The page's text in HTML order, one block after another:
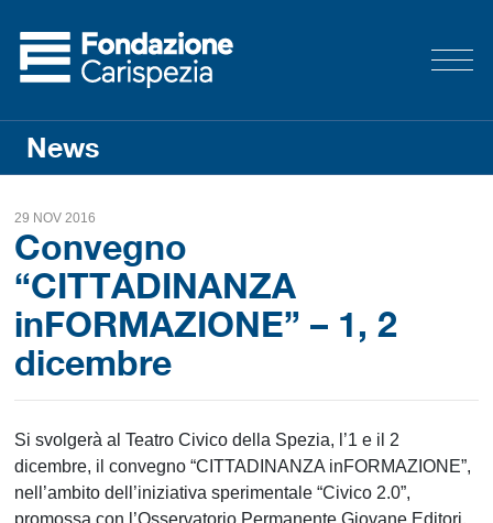
News
29 NOV 2016
Convegno
“CITTADINANZA
inFORMAZIONE” – 1, 2
dicembre
Si svolgerà al Teatro Civico della Spezia, l’1 e il 2
dicembre, il convegno “CITTADINANZA inFORMAZIONE”,
nell’ambito dell’iniziativa sperimentale “Civico 2.0”,
promossa con l’Osservatorio Permanente Giovane Editori,